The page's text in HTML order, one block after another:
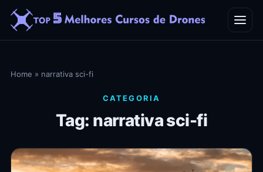
Home » narrativa sci-fi
CATEGORIA
Tag: narrativa sci-fi